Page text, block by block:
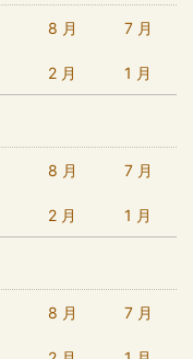
8 月 7 月
2 月 1 月
8 月 7 月
2 月 1 月
8 月 7 月